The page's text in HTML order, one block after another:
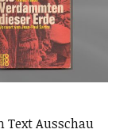
Text Ausschau